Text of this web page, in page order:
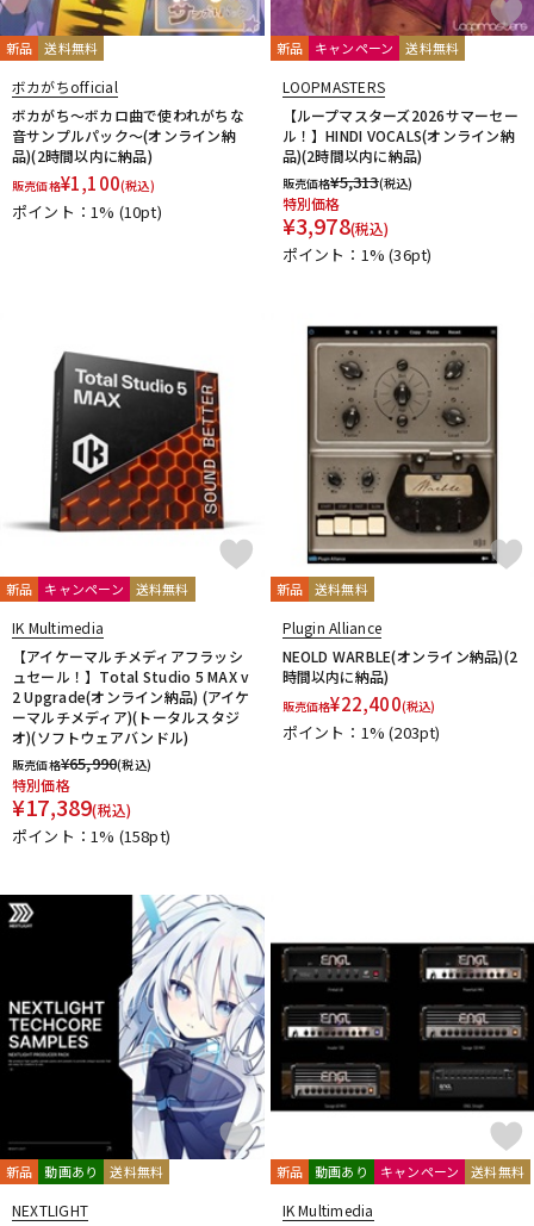
S-T
SANWA SUPPLY SENNHEISER serato
SHURE
Sonic Studio
SoundToys
SPECTRASONICS
SSL(Solid State Logic)
Steinberg
Steven Slate Audio
stokyo
STREZOV SAMPLING Studiologic
SynchroArts
SYNTHOGY
TAC SYSTEM TASCAM
tc electronic
TC helicon
Teenage Engineering
Thrustmaster
TRUE DYNA
VI Labs
VIENNA
Vital Arts
Waldorf Wave Machine Labs
WaveDNA
WAVES
Whirlwind XFER RECORDS xlnaudio
XSONIC
YAMAHA
ZAOR ZOOM
1st PLACE 360 Reality Audio
RELAB Development
FREQPORT
Glorious
Minimal Audio
cmf by NOTHING
新品 送料無料
ボカがちofficial
ボカがち～ボカロ曲で使われがちな
音サンプルパック～(オンライン納
品)(2時間以内に納品)
販売価格¥1,100(税込)
ポイント：1% (10pt)
新品 キャンペーン 送料無料
LOOPMASTERS
【ループマスターズ2026サマーセー
ル！】HINDI VOCALS(オンライン納
品)(2時間以内に納品)
販売価格¥5,313(税込)
特別価格
¥3,978(税込)
ポイント：1%(36pt)
新品 キャンペーン 送料無料
IK Multimedia
【アイケーマルチメディアフラッシ
ュセール！】Total Studio 5 MAX v
2 Upgrade(オンライン納品) (アイケ
ーマルチメディア)(トータルスタジ
オ)(ソフトウェアバンドル)
販売価格¥65,990(税込)
特別価格
¥17,389(税込)
ポイント：1% (158pt)
新品 送料無料
Plugin Alliance
NEOLD WARBLE(オンライン納品)(2
時間以内に納品)
販売価格¥22,400(税込)
ポイント：1%(203pt)
新品 動画あり 送料無料
NEXTLIGHT
新品 動画あり キャンペーン 送料無料
IK Multimedia